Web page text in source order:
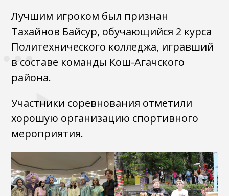
Лучшим игроком был признан
Тахайнов Байсур, обучающийся 2 курса
Политехнического колледжа, игравший
в составе команды Кош-Агачского
района.
Участники соревнования отметили
хорошую организацию спортивного
мероприятия.